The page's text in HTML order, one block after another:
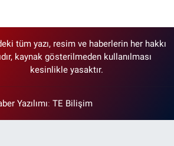
tüm yazı, resim ve haberlerin her hakkı
kaynak gösterilmeden kullanılması
kesinlikle yasaktır.
Yazılımı: TE Bilişim